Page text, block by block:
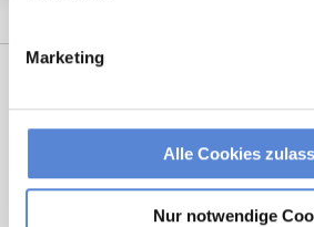
Marketing
Alle Cookies
Nur notwendige